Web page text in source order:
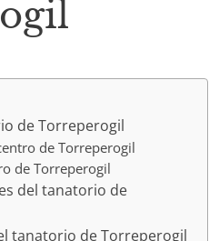
de Torreperogil
de Torreperogil
de Torreperogil
del tanatorio de
tanatorio de Torreperogil